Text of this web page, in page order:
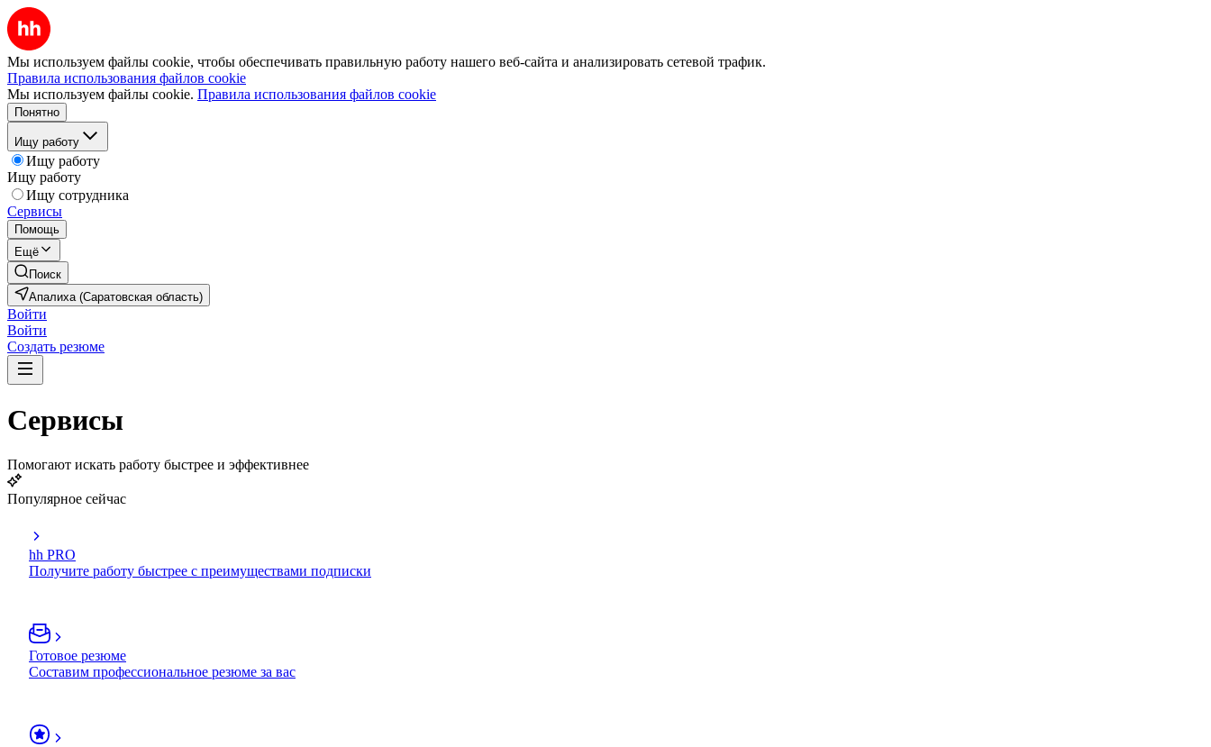
Мы используем файлы cookie, чтобы обеспечивать правильную работу нашего веб-сайта и анализировать сетевой трафик.
Правила использования файлов cookie
Мы используем файлы cookie. Правила использования файлов cookie
Понятно
Ищу работу
Ищу работу
Ищу работу
Ищу сотрудника
Сервисы
Помощь
Ещё
Поиск
Апалиха (Саратовская область)
Войти
Войти
Создать резюме
Сервисы
Помогают искать работу быстрее и эффективнее
Популярное сейчас
hh PRO
Получите работу быстрее с преимуществами подписки
Готовое резюме
Составим профессиональное резюме за вас